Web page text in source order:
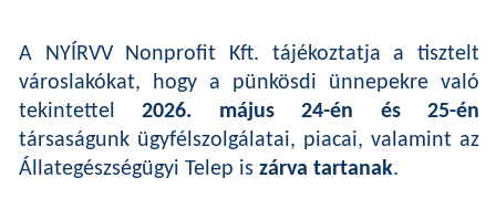
A NYÍRVV Nonprofit Kft. tájékoztatja a tisztelt
városlakókat, hogy a pünkösdi ünnepekre való
tekintettel2026. május 24-én és 25-én
társaságunk ügyfélszolgálatai, piacai, valamint az
Állategészségügyi Telep is zárva tartanak.